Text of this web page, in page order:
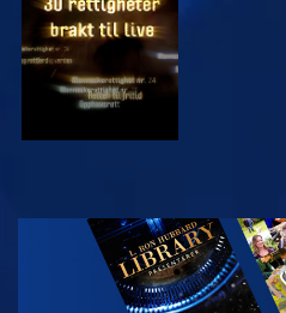
SE